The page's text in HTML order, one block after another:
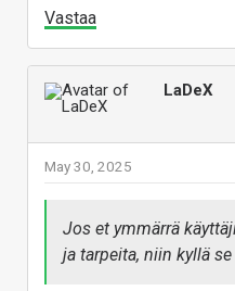
Vastaa
LaDeX
May 30, 2025
Jos et ymmärrä
ja tarpeita, niin kyllä